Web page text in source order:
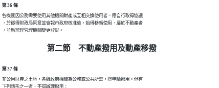
第 36 條
各機關因公務需要使用其他機關財產或互相交換使用者，應自行取得協議
，於徵得財政局同意並會報市政府核准後，始得移轉使用，屬於不動產者
，並應辦理管理機關變更登記。
第二節 不動產撥用及動產移撥
第 37 條
非公用財產之土地，各級政府機關為公務或公共所需，得申請撥用。但有
下列情形之一者，不得辦理撥用：